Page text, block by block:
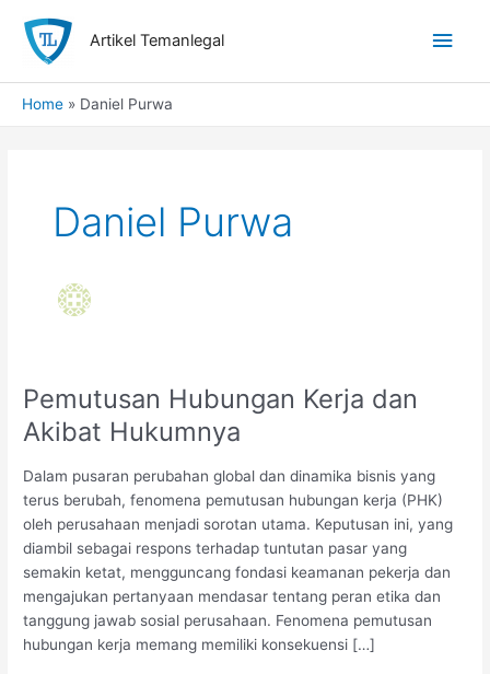
content
Artikel Temanlegal
Main
Home Daniel Purwa
Daniel Purwa
Pemutusan Hubungan Kerja dan
Akibat Hukumnya
Dalam pusaran perubahan global dan dinamika bisnis yang
terus berubah, fenomena pemutusan hubungan kerja (PHK)
oleh perusahaan menjadi sorotan utama. Keputusan ini, yang
diambil sebagai respons terhadap tuntutan pasar yang
semakin ketat, mengguncang fondasi keamanan pekerja dan
mengajukan pertanyaan mendasar tentang peran etika dan
tanggung jawab sosial perusahaan. Fenomena pemutusan
hubungan kerja memang memiliki konsekuensi […]